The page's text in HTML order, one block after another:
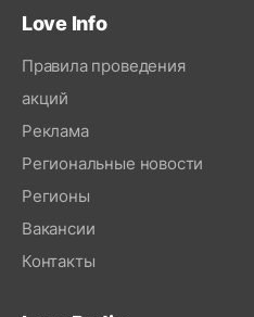
Love Info
Правила проведения
акций
Реклама
Региональные новости
Регионы
Вакансии
Контакты